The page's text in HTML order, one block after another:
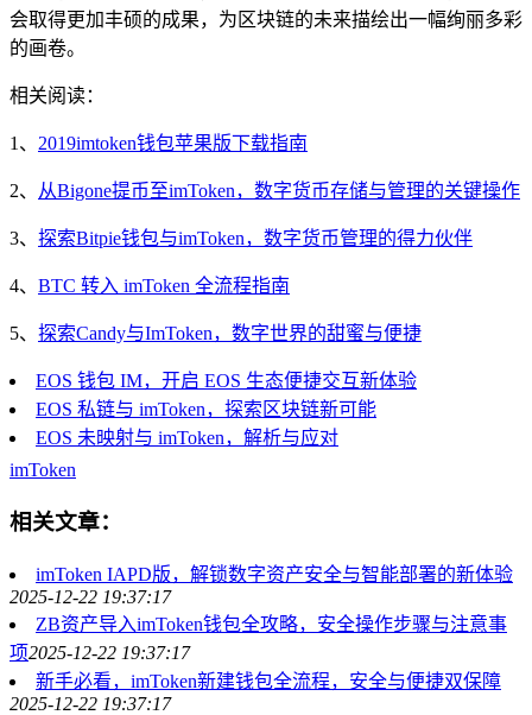
会取得更加丰硕的成果，为区块链的未来描绘出一幅绚丽多彩
的画卷。
相关阅读：
1、 2019imtoken钱包苹果版下载指南
2、 从Bigone提币至imToken，数字货币存储与管理的关键操作
3、 探索Bitpie钱包与imToken，数字货币管理的得力伙伴
4、 BTC 转入 imToken 全流程指南
5、 探索Candy与ImToken，数字世界的甜蜜与便捷
EOS 钱包 IM，开启 EOS 生态便捷交互新体验
EOS 私链与 imToken，探索区块链新可能
EOS 未映射与 imToken，解析与应对
imToken
相关文章：
imToken IAPD版，解锁数字资产安全与智能部署的新体验
2025-12-22 19:37:17
ZB资产导入imToken钱包全攻略，安全操作步骤与注意事
项2025-12-22 19:37:17
新手必看，imToken新建钱包全流程，安全与便捷双保障
2025-12-22 19:37:17